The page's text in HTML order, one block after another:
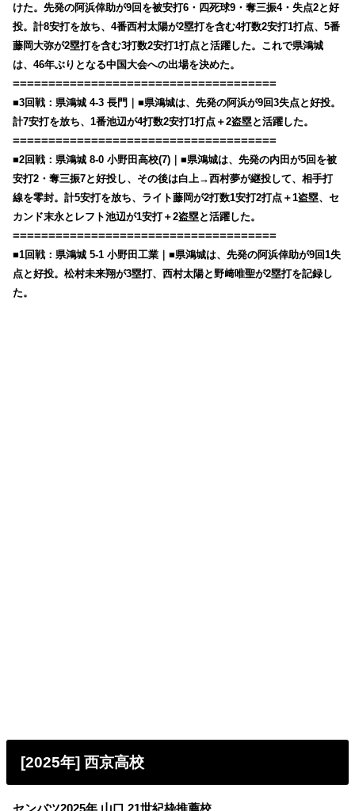
けた。先発の阿浜倖助が9回を被安打6・四死球9・奪三振4・失点2と好
投。計8安打を放ち、4番西村太陽が2塁打を含む4打数2安打1打点、5番
藤岡大弥が2塁打を含む3打数2安打1打点と活躍した。これで県鴻城
は、46年ぶりとなる中国大会への出場を決めた。
=====================================
■3回戦：県鴻城 4-3 長門｜■県鴻城は、先発の阿浜が9回3失点と好投。
計7安打を放ち、1番池辺が4打数2安打1打点＋2盗塁と活躍した。
=====================================
■2回戦：県鴻城 8-0 小野田高校(7)｜■県鴻城は、先発の内田が5回を被
安打2・奪三振7と好投し、その後は白上→西村夢が継投して、相手打
線を零封。計5安打を放ち、ライト藤岡が2打数1安打2打点＋1盗塁、セ
カンド末永とレフト池辺が1安打＋2盗塁と活躍した。
=====================================
■1回戦：県鴻城 5-1 小野田工業｜■県鴻城は、先発の阿浜倖助が9回1失
点と好投。松村未来翔が3塁打、西村太陽と野﨑唯聖が2塁打を記録し
た。
[2025年] 西京高校
センバツ2025年 山口 21世紀枠推薦校